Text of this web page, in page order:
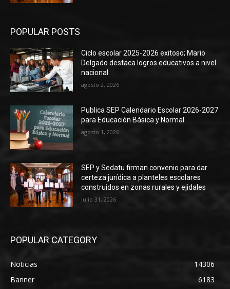
POPULAR POSTS
Ciclo escolar 2025-2026 exitoso; Mario
Delgado destaca logros educativos a nivel
nacional
agosto 2, 2026
Publica SEP Calendario Escolar 2026-2027
para Educación Básica y Normal
agosto 1, 2026
SEP y Sedatu firman convenio para dar
certeza jurídica a planteles escolares
construidos en zonas rurales y ejidales
julio 31, 2026
POPULAR CATEGORY
Noticias
14306
Banner
6183